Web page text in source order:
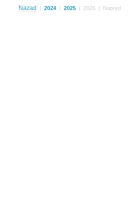
Nazad | 2024 | 2025 | 2026 | Napred